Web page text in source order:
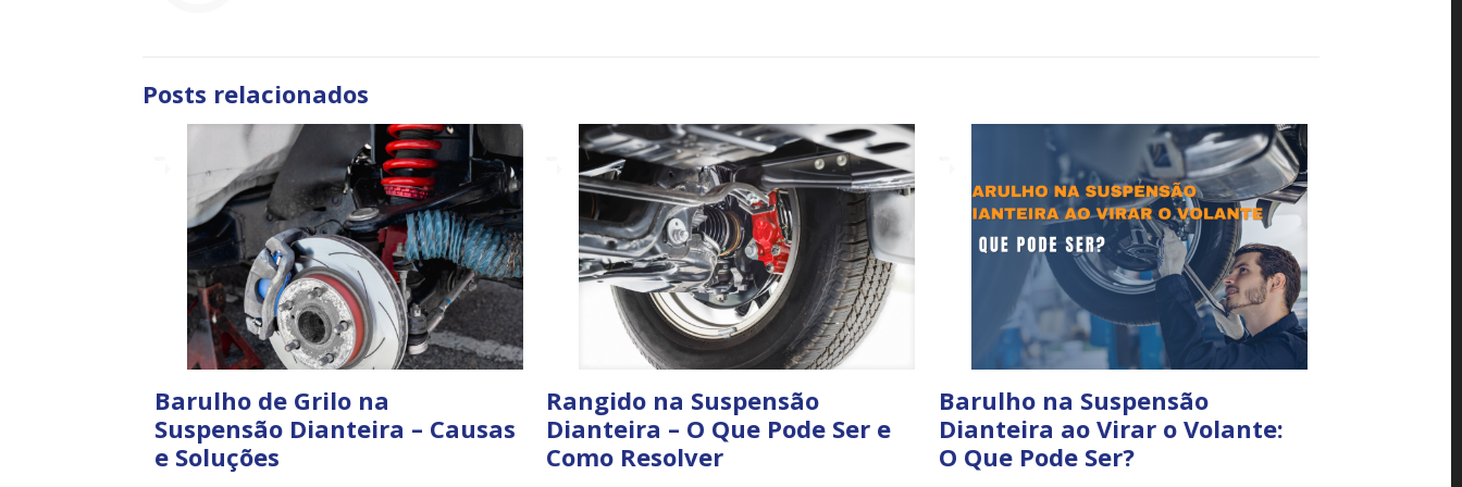
Posts relacionados
Barulho de Grilo na
Suspensão Dianteira – Causas
e Soluções
Rangido na Suspensão
Dianteira – O Que Pode Ser e
Como Resolver
Barulho na Suspensão
Dianteira ao Virar o Volante:
O Que Pode Ser?